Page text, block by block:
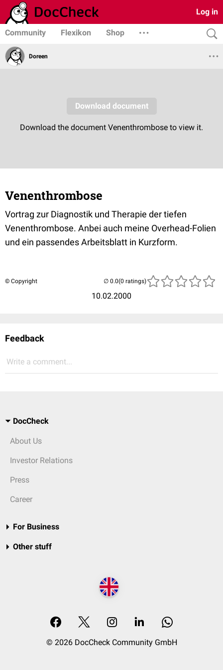
Log in
Community Flexikon Shop
Doreen
Venenthrombose
Vortrag zur Diagnostik und Therapie der tiefen
Venenthrombose. Anbei auch meine Overhead-Folien
und ein passendes Arbeitsblatt in Kurzform.
© Copyright
10.02.2000
(0 ratings)
Feedback
Write a comment...
DocCheck
About Us
Investor Relations
Press
Career
For Business
Other stuff
© 2026 DocCheck Community GmbH